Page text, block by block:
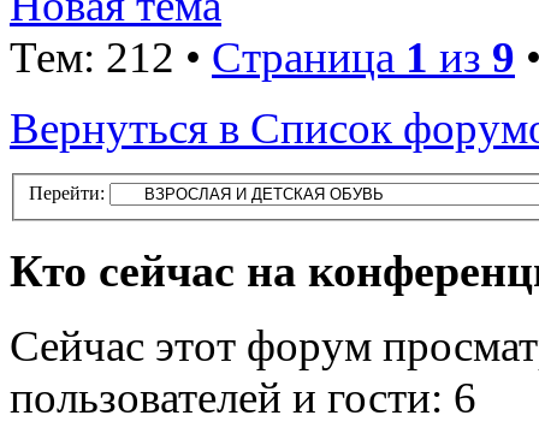
Тем: 212 • Страница 1 из 9
Вернуться в Список
Перейти:
Кто сейчас на
Сейчас этот форум
пользователей и гости: 6